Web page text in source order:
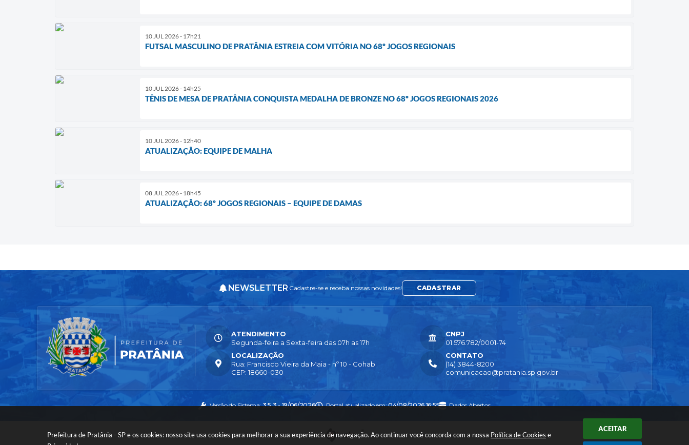
Prefeitura de Pratânia - SP e os cookies: nosso site usa cookies para melhorar a sua experiência de navegação. Ao continuar você concorda com a nossa Política de Cookies e
ACEITAR
10 JUL 2026 - 17h21
FUTSAL MASCULINO DE PRATÂNIA ESTREIA COM VITÓRIA NO 68º JOGOS REGIONAIS
10 JUL 2026 - 14h25
TÊNIS DE MESA DE PRATÂNIA CONQUISTA MEDALHA DE BRONZE NO 68º JOGOS REGIONAIS 2026
10 JUL 2026 - 12h40
ATUALIZAÇÃO: EQUIPE DE MALHA
08 JUL 2026 - 18h45
ATUALIZAÇÃO: 68º JOGOS REGIONAIS – EQUIPE DE DAMAS
NEWSLETTER Cadastre-se e receba nossas novidades! CADASTRAR
LOCALIZAÇÃO
Rua: Francisco Vieira da Maia - nº 10 - Cohab
CEP: 18660-030
CONTATO
(14) 3844-8200
comunicacao@pratania.sp.gov.br
ATENDIMENTO
Segunda-feira a Sexta-feira das 07h as 17h
CNPJ
01.576.782/0001-74
Versão do Sistema:3.5.3 - 19/06/2026 Portal atualizado em:04/08/2026 16:55 Dados Abertos